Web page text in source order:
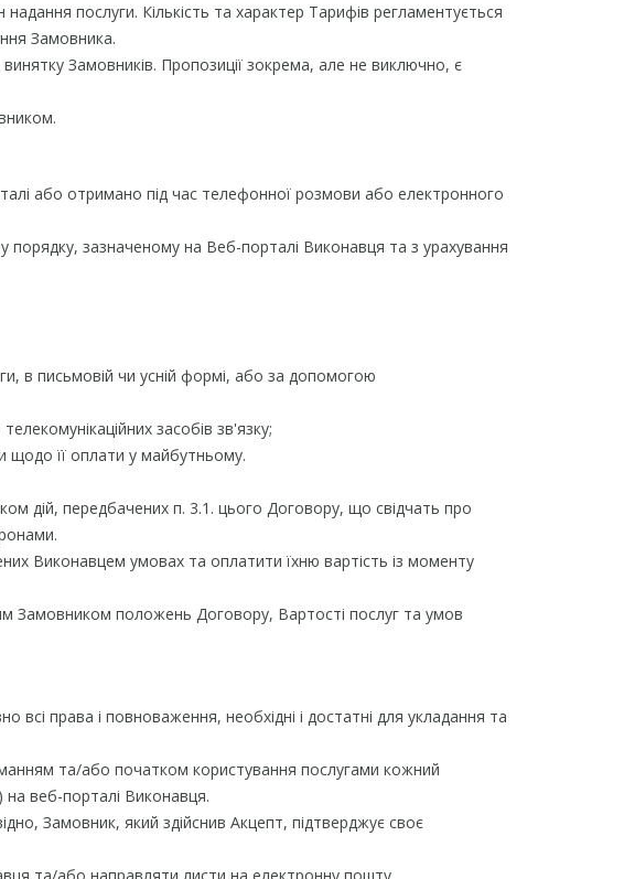
послуги. Кількість та характер Тарифів регламентується
Замовника.
Замовників. Пропозиції зокрема, але не виключно, є
або отримано під час телефонної розмови або електронного
порядку, зазначеному на Веб-порталі Виконавця та з урахування
в письмовій чи усній формі, або за допомогою
засобів зв'язку;
щодо її оплати у майбутньому.
дій, передбачених п. 3.1. цього Договору, що свідчать про
Виконавцем умовах та оплатити їхню вартість із моменту
Замовником положень Договору, Вартості послуг та умов
всі права і повноваження, необхідні і достатні для укладання та
та/або початком користування послугами кожний
веб-порталі Виконавця.
Замовник, який здійснив Акцепт, підтверджує своє